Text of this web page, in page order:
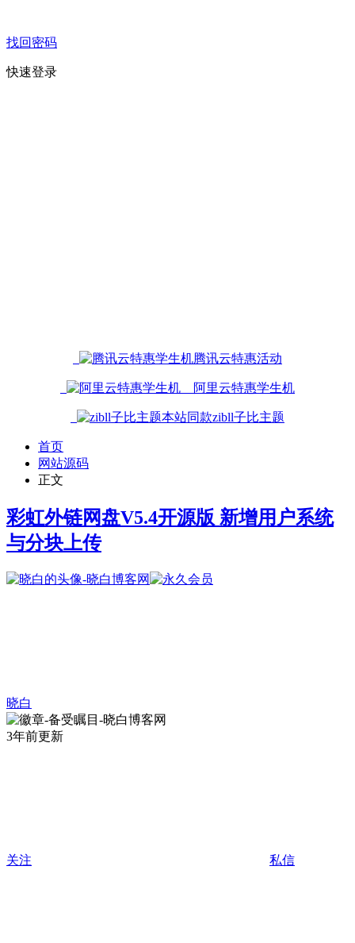
找回密码
快速登录
腾讯云特惠活动
阿里云特惠学生机
本站同款zibll子比主题
首页
网站源码
正文
彩虹外链网盘V5.4开源版 新增用户系统
与分块上传
晓白
3年前更新
关注 私信